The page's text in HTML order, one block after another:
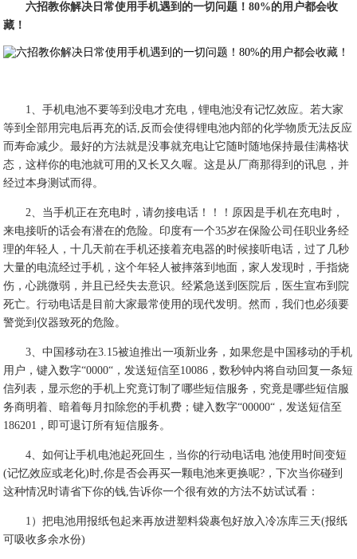
六招教你解决日常使用手机遇到的一切问题！80%的用户都会收
藏！
1、手机电池不要等到没电才充电，锂电池没有记忆效应。若大家
等到全部用完电后再充的话,反而会使得锂电池内部的化学物质无法反应
而寿命减少。最好的方法就是没事就充电让它随时随地保持最佳满格状
态，这样你的电池就可用的又长又久喔。这是从厂商那得到的讯息，并
经过本身测试而得。
2、当手机正在充电时，请勿接电话！！！原因是手机在充电时，
来电接听的话会有潜在的危险。印度有一个35岁在保险公司任职业务经
理的年轻人，十几天前在手机还接着充电器的时候接听电话，过了几秒
大量的电流经过手机，这个年轻人被摔落到地面，家人发现时，手指烧
伤，心跳微弱，并且已经失去意识。经紧急送到医院后，医生宣布到院
死亡。行动电话是目前大家最常使用的现代发明。然而，我们也必须要
警觉到仪器致死的危险。
3、中国移动在3.15被迫推出一项新业务，如果您是中国移动的手机
用户，键入数字“0000“，发送短信至10086，数秒钟内将自动回复一条短
信列表，显示您的手机上究竟订制了哪些短信服务，究竟是哪些短信服
务商明着、暗着每月扣除您的手机费；键入数字“00000“，发送短信至
186201，即可退订所有短信服务。
4、如何让手机电池起死回生，当你的行动电话电 池使用时间变短
(记忆效应或老化)时,你是否会再买一颗电池来更换呢?，下次当你碰到
这种情况时请省下你的钱,告诉你一个很有效的方法不妨试试看：
1）把电池用报纸包起来再放进塑料袋裹包好放入冷冻库三天(报纸
可吸收多余水份)